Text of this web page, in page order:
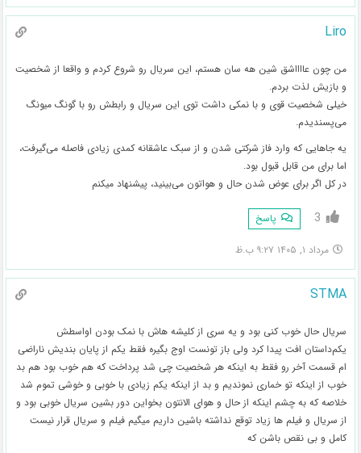
Liro
من چون عااااشق شین‌ هه سان هستم، این سریال رو شروع کردم و واقعا از شخصیت
و بازیش لذت بردم.
خیلی شخصیت قوی و با نمکی داشت توی این سریال و رابطش رو با گونگ میونگ
می‌پسندیدم.
یه جاهایی که وارد فاز شرکتی شدن و از سبک عاشقانه کمدی زیادی فاصله می‌گیرفت،
اما برای من قابل قبول بود.
در کل اگر برای عوض شدن حال و هواتون می‌بینید، پیشنهاد میکنم
3 پاسخ
مرداد ۱, ۱۴۰۵ ۹:۲۷ ب.ظ
STMA
سریال حال خوب کنی بود و یه سری از کلیشه هاش با نمک بودن اواسطش
یکم‌داستان افت پیدا کرد ولی باز تونست اوج بگیره فقط یکم از پایان بندیش ناراضی
ام قسمت آخر رو فقط به اینکه هر شخصیت چی شد پرداخت که هم خوب بود هم بد
خوب از اینکه تو خماری نموندیم و بد از اینکه یکم زیادی با خوبی و خوشی تموم شد
خلاصه که به چشم اینکه از حال و هوای الانتون بخواین دور بشین سریال خوبی بود و
از سریال و فیلم ها زیاد توقع نداشته باشین داریم میگیم فیلم و سریال قرار نیست
کامل و بی نقص باشن که